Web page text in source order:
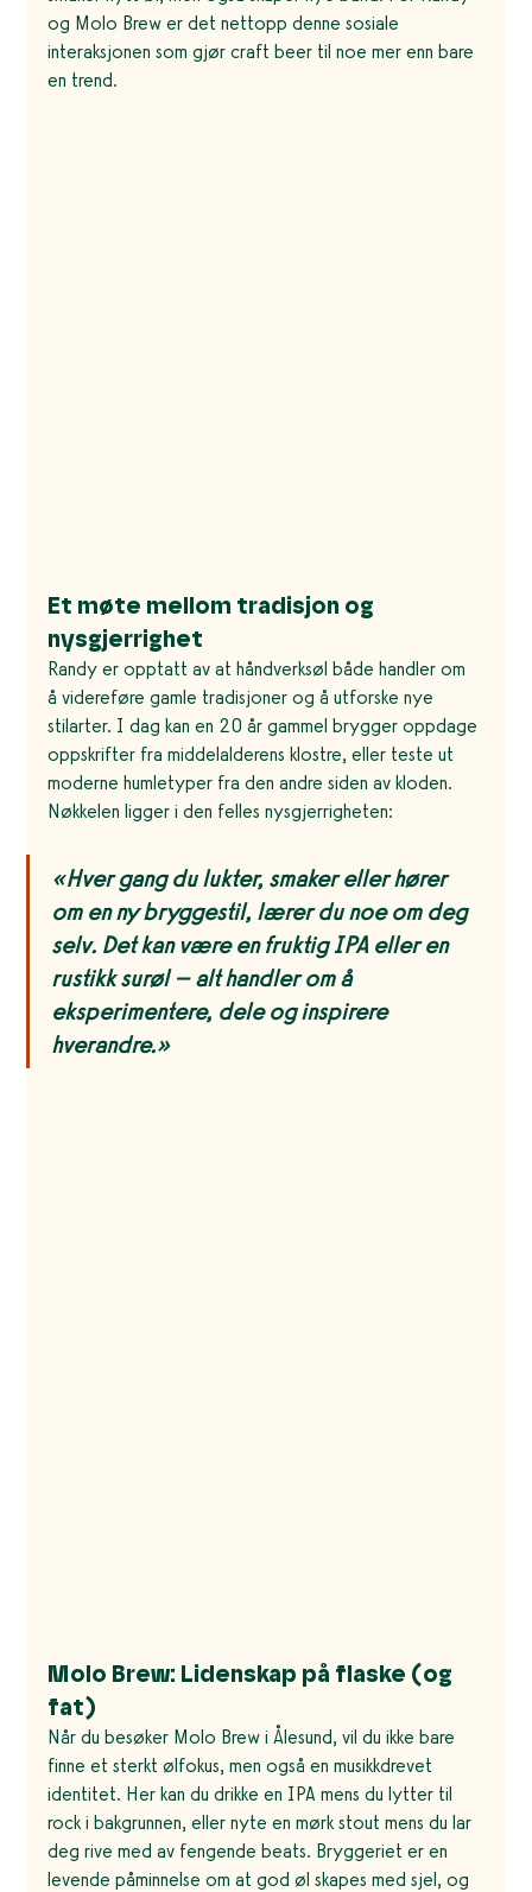
og Molo Brew er det nettopp denne sosiale
interaksjonen som gjør craft beer til noe mer enn bare
en trend.
Et møte mellom tradisjon og
nysgjerrighet
Randy er opptatt av at håndverksøl både handler om
å videreføre gamle tradisjoner og å utforske nye
stilarter. I dag kan en 20 år gammel brygger oppdage
oppskrifter fra middelalderens klostre, eller teste ut
moderne humletyper fra den andre siden av kloden.
Nøkkelen ligger i den felles nysgjerrigheten:
«Hver gang du lukter, smaker eller hører
om en ny bryggestil, lærer du noe om deg
selv. Det kan være en fruktig IPA eller en
rustikk surøl – alt handler om å
eksperimentere, dele og inspirere
hverandre.»
Molo Brew: Lidenskap på flaske (og
fat)
Når du besøker Molo Brew i Ålesund, vil du ikke bare
finne et sterkt ølfokus, men også en musikkdrevet
identitet. Her kan du drikke en IPA mens du lytter til
rock i bakgrunnen, eller nyte en mørk stout mens du lar
deg rive med av fengende beats. Bryggeriet er en
levende påminnelse om at god øl skapes med sjel, og